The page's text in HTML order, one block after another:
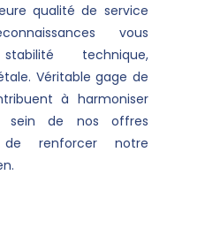
qualité de service
vous
technique,
Véritable gage de
à harmoniser
sein de nos offres
renforcer notre